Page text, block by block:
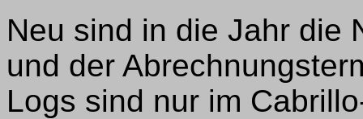
Neu sind in die Jahr die
und der
Logs sind nur im